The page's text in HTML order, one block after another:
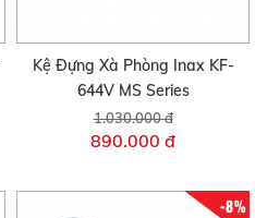
Kệ Đựng Xà Phòng Inax KF-
644V MS Series
1.030.000 đ
890.000 đ
-8%